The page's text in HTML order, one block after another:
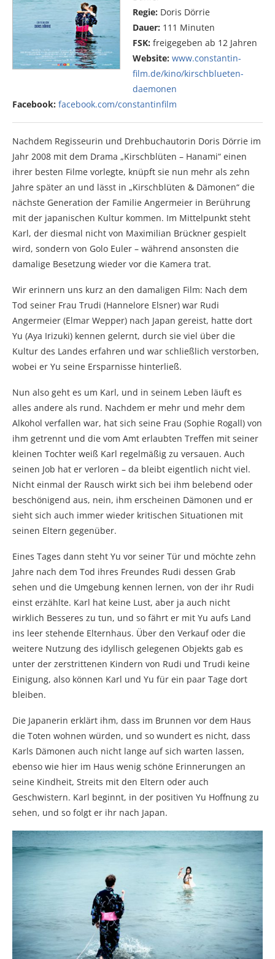
Regie: Doris Dörrie
Dauer: 111 Minuten
FSK: freigegeben ab 12 Jahren
Website: www.constantin-
film.de/kino/kirschblueten-
daemonen
Facebook: facebook.com/constantinfilm
Nachdem Regisseurin und Drehbuchautorin Doris Dörrie im
Jahr 2008 mit dem Drama „Kirschblüten – Hanami“ einen
ihrer besten Filme vorlegte, knüpft sie nun mehr als zehn
Jahre später an und lässt in „Kirschblüten & Dämonen“ die
nächste Generation der Familie Angermeier in Berührung
mit der japanischen Kultur kommen. Im Mittelpunkt steht
Karl, der diesmal nicht von Maximilian Brückner gespielt
wird, sondern von Golo Euler – während ansonsten die
damalige Besetzung wieder vor die Kamera trat.
Wir erinnern uns kurz an den damaligen Film: Nach dem
Tod seiner Frau Trudi (Hannelore Elsner) war Rudi
Angermeier (Elmar Wepper) nach Japan gereist, hatte dort
Yu (Aya Irizuki) kennen gelernt, durch sie viel über die
Kultur des Landes erfahren und war schließlich verstorben,
wobei er Yu seine Ersparnisse hinterließ.
Nun also geht es um Karl, und in seinem Leben läuft es
alles andere als rund. Nachdem er mehr und mehr dem
Alkohol verfallen war, hat sich seine Frau (Sophie Rogall) von
ihm getrennt und die vom Amt erlaubten Treffen mit seiner
kleinen Tochter weiß Karl regelmäßig zu versauen. Auch
seinen Job hat er verloren – da bleibt eigentlich nicht viel.
Nicht einmal der Rausch wirkt sich bei ihm belebend oder
beschönigend aus, nein, ihm erscheinen Dämonen und er
sieht sich auch immer wieder kritischen Situationen mit
seinen Eltern gegenüber.
Eines Tages dann steht Yu vor seiner Tür und möchte zehn
Jahre nach dem Tod ihres Freundes Rudi dessen Grab
sehen und die Umgebung kennen lernen, von der ihr Rudi
einst erzählte. Karl hat keine Lust, aber ja auch nicht
wirklich Besseres zu tun, und so fährt er mit Yu aufs Land
ins leer stehende Elternhaus. Über den Verkauf oder die
weitere Nutzung des idyllisch gelegenen Objekts gab es
unter der zerstrittenen Kindern von Rudi und Trudi keine
Einigung, also können Karl und Yu für ein paar Tage dort
bleiben.
Die Japanerin erklärt ihm, dass im Brunnen vor dem Haus
die Toten wohnen würden, und so wundert es nicht, dass
Karls Dämonen auch nicht lange auf sich warten lassen,
ebenso wie hier im Haus wenig schöne Erinnerungen an
seine Kindheit, Streits mit den Eltern oder auch
Geschwistern. Karl beginnt, in der positiven Yu Hoffnung zu
sehen, und so folgt er ihr nach Japan.